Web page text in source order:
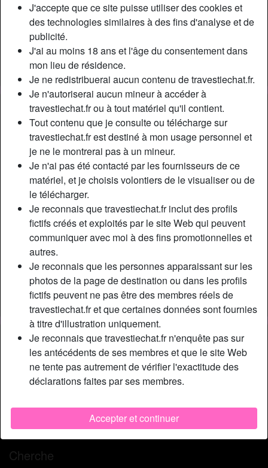
J'accepte que ce site puisse utiliser des cookies et
des technologies similaires à des fins d'analyse et de
publicité.
J'ai au moins 18 ans et l'âge du consentement dans
mon lieu de résidence.
Je ne redistribuerai aucun contenu de travestiechat.fr.
Je n'autoriserai aucun mineur à accéder à
travestiechat.fr ou à tout matériel qu'il contient.
Tout contenu que je consulte ou télécharge sur
travestiechat.fr est destiné à mon usage personnel et
je ne le montrerai pas à un mineur.
Je n'ai pas été contacté par les fournisseurs de ce
matériel, et je choisis volontiers de le visualiser ou de
le télécharger.
Je reconnais que travestiechat.fr inclut des profils
fictifs créés et exploités par le site Web qui peuvent
communiquer avec moi à des fins promotionnelles et
autres.
Je reconnais que les personnes apparaissant sur les
photos de la page de destination ou dans les profils
fictifs peuvent ne pas être des membres réels de
travestiechat.fr et que certaines données sont fournies
à titre d'illustration uniquement.
Je reconnais que travestiechat.fr n'enquête pas sur
les antécédents de ses membres et que le site Web
ne tente pas autrement de vérifier l'exactitude des
déclarations faites par ses membres.
Accepter et continuer
Nickname:
RachellePoullain
Âge:
48
Pays:
France
Département:
Seine-Maritime
Sexe:
Transexuelle
Sexualité:
Relation:
En couple
Couleur des cheveux:
Blonde
Couleur des yeux:
Bleu
Taille:
Poids:
68 Kg
Épilé(e):
Non
Fumeur(euse):
Non
person_pin Description
Si j'étais un autre mec et que je voyais ma photo sexy, je
pense que je serais vraiment excitée. Eh bien, qui ne le
serait pas? Je veux dire, j'ai de gros seins qui sont doux et
comme l'enfer. De plus, j'ai un queue qui ferait hurler et
gémir n'importe quel type de pur plaisir.
Cherche